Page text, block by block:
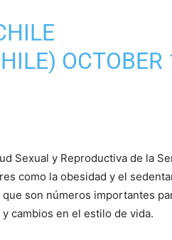
OCTOBER
Sexual y Reproductiva de la
como la obesidad y el
son números importantes
cambios en el estilo de vida.